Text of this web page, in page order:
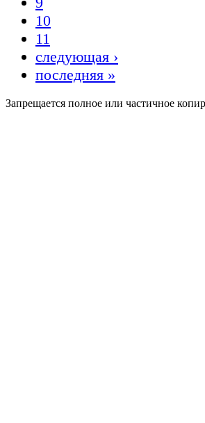
10
11
следующая ›
последняя »
Запрещается полное или частичное